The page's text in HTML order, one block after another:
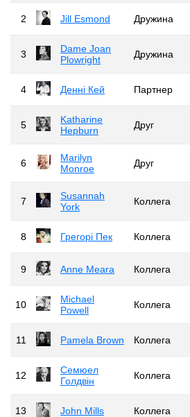
2 Jill Esmond Дружина
3
Dame Joan
Plowright
Дружина
4 Денні Кей Партнер
5
Katharine
Hepburn
Друг
6
Marilyn
Monroe
Друг
7
Susannah
York
Коллега
8 Грегорі Пек Коллега
9 Anne Meara Коллега
10
Michael
Powell
Коллега
11 Pamela Brown Коллега
12
Семюел
Голдвін
Коллега
13 John Mills Коллега